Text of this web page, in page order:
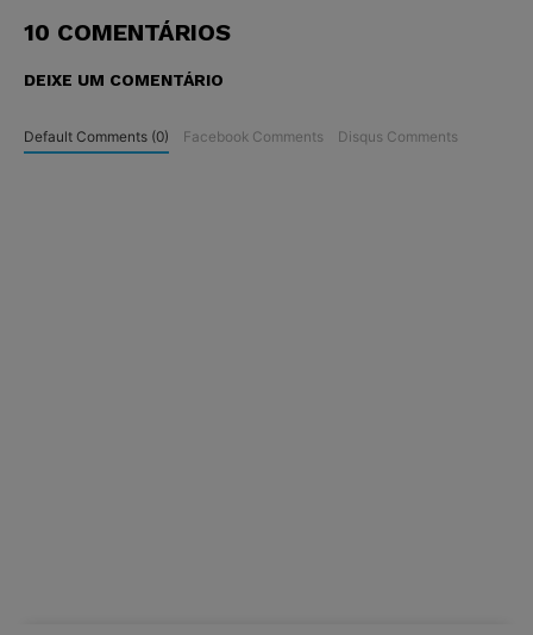
10 COMENTÁRIOS
DEIXE UM COMENTÁRIO
Default Comments (0) Facebook Comments Disqus Comments